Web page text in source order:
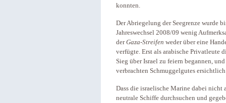
konnten.
Der Abriegelung der Seegrenze wurde
Jahreswechsel 2008/09 wenig
derGaza-Streifen weder über eine
verfügte. Erst als arabische Privatleute
Sieg über Israel zu feiern begannen,
verbrachten Schmuggelgutes
Dass die israelische Marine dabei nicht
neutrale Schiffe durchsuchen und